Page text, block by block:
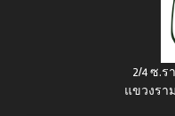
2/4 ซ.ร
แขวงรา